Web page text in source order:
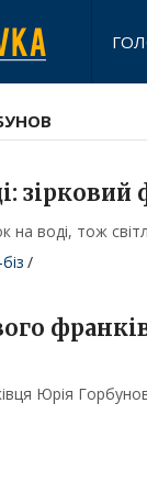
зірковий
на воді, тож
/
Юрія